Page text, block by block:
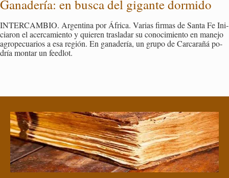
Ga­na­de­ría: en busca del gi­gan­te dor­mi­do
IN­TER­CAM­BIO. Ar­gen­ti­na por Áfri­ca. Va­rias fir­mas de Santa Fe Ini­
cia­ron el acer­ca­mien­to y quie­ren tras­la­dar su co­no­ci­mien­to en ma­ne­jo
agro­pe­cua­rios a esa re­gión. En ga­na­de­ría, un grupo de Car­ca­ra­ñá po­
dría mon­tar un feed­lot.